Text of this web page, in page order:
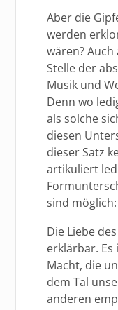
Aber die
werden
wären?
Stelle der
Musik und
Denn wo
als solche
diesen
dieser Satz
artikuliert
sind
Die Liebe
erklärbar. Es
Macht, die
dem Tal
anderen